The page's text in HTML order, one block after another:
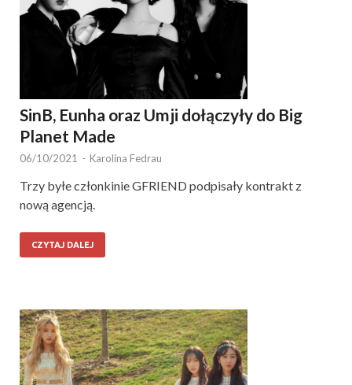
SinB, Eunha oraz Umji dołączyły do Big
Planet Made
06/10/2021 - Karolina Fedrau
Trzy byłe członkinie GFRIEND podpisały kontrakt z
nową agencją.
CZYTAJ DALEJ